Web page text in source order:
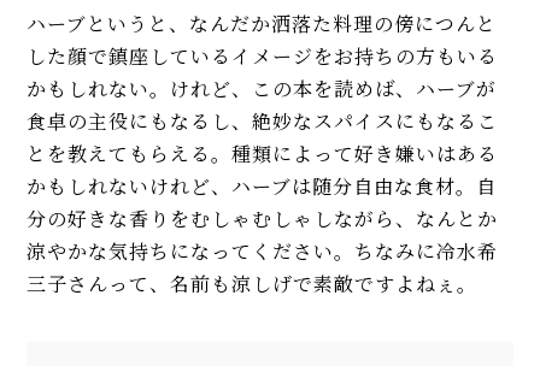
ハーブというと、なんだか洒落た料理の傍につんと
した顔で鎮座しているイメージをお持ちの方もいる
かもしれない。けれど、この本を読めば、ハーブが
食卓の主役にもなるし、絶妙なスパイスにもなるこ
とを教えてもらえる。種類によって好き嫌いはある
かもしれないけれど、ハーブは随分自由な食材。自
分の好きな香りをむしゃむしゃしながら、なんとか
涼やかな気持ちになってください。ちなみに冷水希
三子さんって、名前も涼しげで素敵ですよねぇ。